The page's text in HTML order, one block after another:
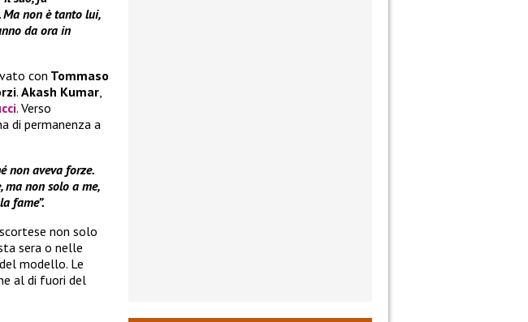
Ma non è tanto lui,
da ora in
con Tommaso
. Akash Kumar,
. Verso
di permanenza a
non aveva forze.
non solo a me,
fame”.
non solo
sera o nelle
modello. Le
al di fuori del